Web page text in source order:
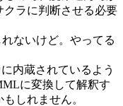
クラに判断させる必要
ないけど。やってる
内蔵されているよう
に変換して解釈す
しれません。